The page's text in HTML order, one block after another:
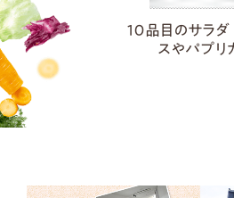
１０品目のサラ
スやパプリ